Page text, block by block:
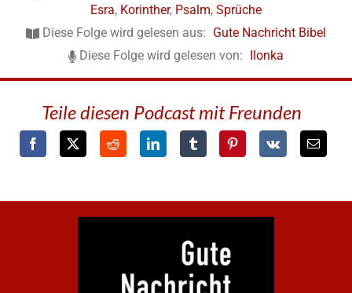
Esra, Korinther, Psalm, Sprüche
Diese Folge wird gelesen aus: Gute Nachricht Bibel
Diese Folge wird gelesen von: Ilonka
Teile diesen Podcast mit Freunden